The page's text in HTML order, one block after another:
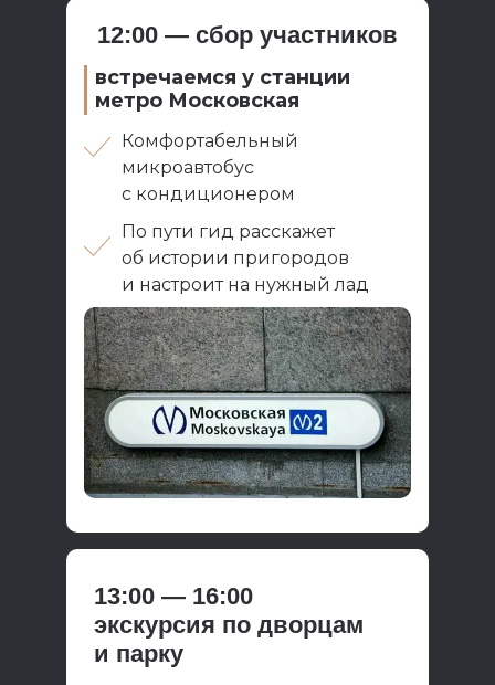
13:00 — 16:00
экскурсия по дворцам
и парку
По пути гид расскажет
об истории пригородов
и настроит на нужный лад
Комфортабельный
микроавтобус
с кондиционером
встречаемся у станции
метро Московская
12:00 — сбор участников